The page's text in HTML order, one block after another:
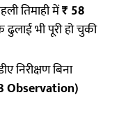
तिमाही में₹ 58
भी पूरी हो चुकी
निरीक्षण बिना
Observation)